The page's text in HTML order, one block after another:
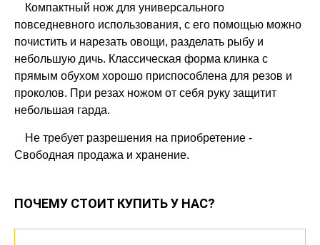
Компактный нож для универсального
повседневного использования, с его помощью можно
почистить и нарезать овощи, разделать рыбу и
небольшую дичь. Классическая форма клинка с
прямым обухом хорошо приспособлена для резов и
проколов. При резах ножом от себя руку защитит
небольшая гарда.
Не требует разрешения на приобретение -
Свободная продажа и хранение.
ПОЧЕМУ СТОИТ КУПИТЬ У НАС?